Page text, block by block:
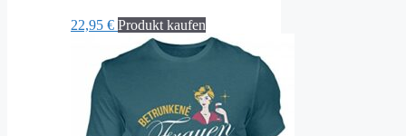
22,95 € Produkt kaufen